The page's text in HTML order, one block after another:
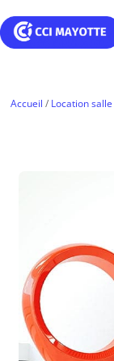
Accueil / Location salle